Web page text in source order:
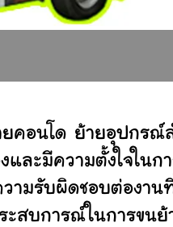
คอนโด ย้ายอุปกรณ์
ะมีความตั้งใจในก
ามรับผิดชอบต่อง
ะสบการณ์ในการข